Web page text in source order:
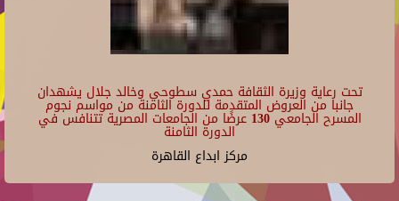
تحت رعاية وزيرة الثقافة حمدي سطوحي وخالد جلال يشهدان
جانبا من العروض المتقدمة للدورة الثامنة من مواسم نجوم
المسرح الجامعي 130 عرضًا من الجامعات المصرية تتنافس في
الدورة الثامنة
مركز ابداع القاهرة